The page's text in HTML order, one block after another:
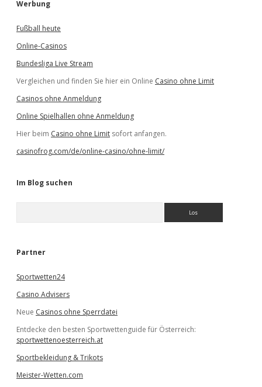
Werbung
Fußball heute
Online-Casinos
Bundesliga Live Stream
Vergleichen und finden Sie hier ein Online Casino ohne Limit
Casinos ohne Anmeldung
Online Spielhallen ohne Anmeldung
Hier beim Casino ohne Limit sofort anfangen.
casinofrog.com/de/online-casino/ohne-limit/
Im Blog suchen
e
Partner
Sportwetten24
Casino Advisers
Neue Casinos ohne Sperrdatei
Entdecke den besten Sportwettenguide für Österreich:
sportwettenoesterreich.at
Sportbekleidung & Trikots
Meister-Wetten.com